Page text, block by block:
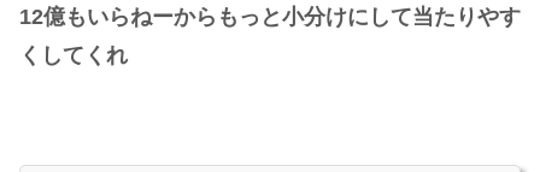
12億もいらねーからもっと小分けにして当たりやす
くしてくれ